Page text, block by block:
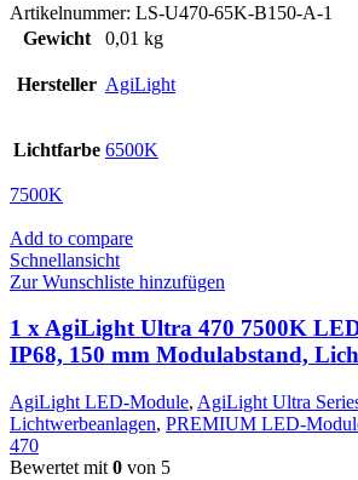
Artikelnummer: LS-U470-65K-B150-A-1
Gewicht
0,01 kg
Hersteller AgiLight
Lichtfarbe 6500K
7500K
Add to compare
Schnellansicht
Zur Wunschliste hinzufügen
1 x AgiLight Ultra 470 7500K
IP68, 150 mm Modulabstand,
AgiLight LED-Module, AgiLight Ultra
Lichtwerbeanlagen, PREMIUM LED-
470
Bewertet mit 0 von 5